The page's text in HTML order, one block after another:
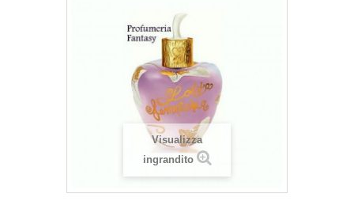
Visualizza
ingrandito